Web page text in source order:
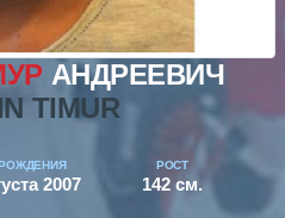
АНДРЕЕВИЧ
TIMUR
2007
РОСТ
142 см.